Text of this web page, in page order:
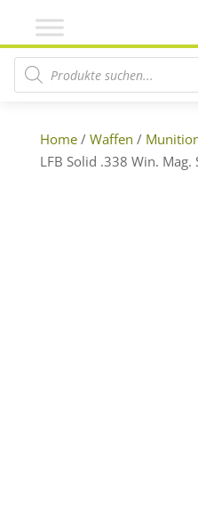
Products search
Home/ Waffen /
LFB Solid .338 Win. Mag.